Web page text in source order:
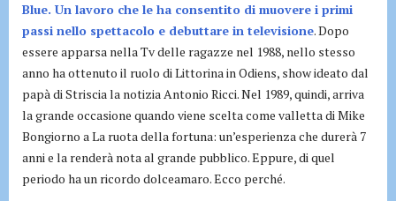
Blue. Un lavoro che le ha consentito di muovere i primi
passi nello spettacolo e debuttare in televisione. Dopo
essere apparsa nella Tv delle ragazze nel 1988, nello stesso
anno ha ottenuto il ruolo di Littorina in Odiens, show ideato dal
papà di Striscia la notizia Antonio Ricci. Nel 1989, quindi, arriva
la grande occasione quando viene scelta come valletta di Mike
Bongiorno a La ruota della fortuna: un’esperienza che durerà 7
anni e la renderà nota al grande pubblico. Eppure, di quel
periodo ha un ricordo dolceamaro. Ecco perché.